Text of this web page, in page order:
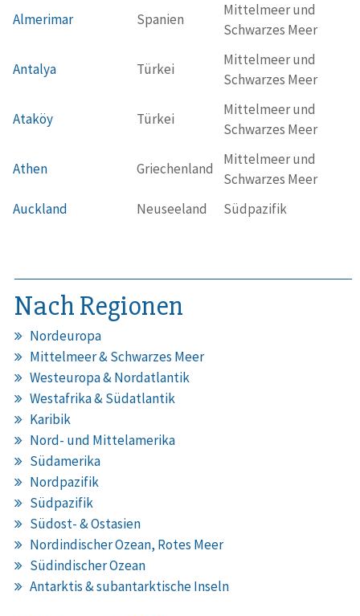
Almerimar Spanien
Mittelmeer und
Schwarzes Meer
Antalya Türkei
Mittelmeer und
Schwarzes Meer
Ataköy Türkei
Mittelmeer und
Schwarzes Meer
Athen Griechenland
Mittelmeer und
Schwarzes Meer
Auckland
Neuseeland Südpazifik
Nach Regionen
Nordeuropa
Mittelmeer & Schwarzes Meer
Westeuropa & Nordatlantik
Westafrika & Südatlantik
Karibik
Nord- und Mittelamerika
Südamerika
Nordpazifik
Südpazifik
Südost- & Ostasien
Nordindischer Ozean, Rotes Meer
Südindischer Ozean
Antarktis & subantarktische Inseln